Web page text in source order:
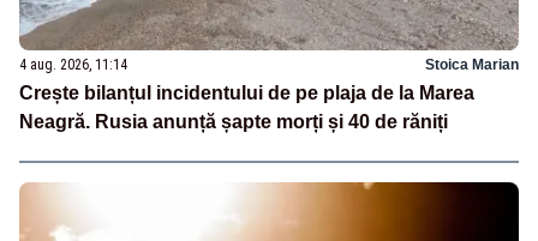
4 aug. 2026, 11:14 Stoica Marian
Crește bilanțul incidentului de pe plaja de la Marea
Neagră. Rusia anunță șapte morți și 40 de răniți